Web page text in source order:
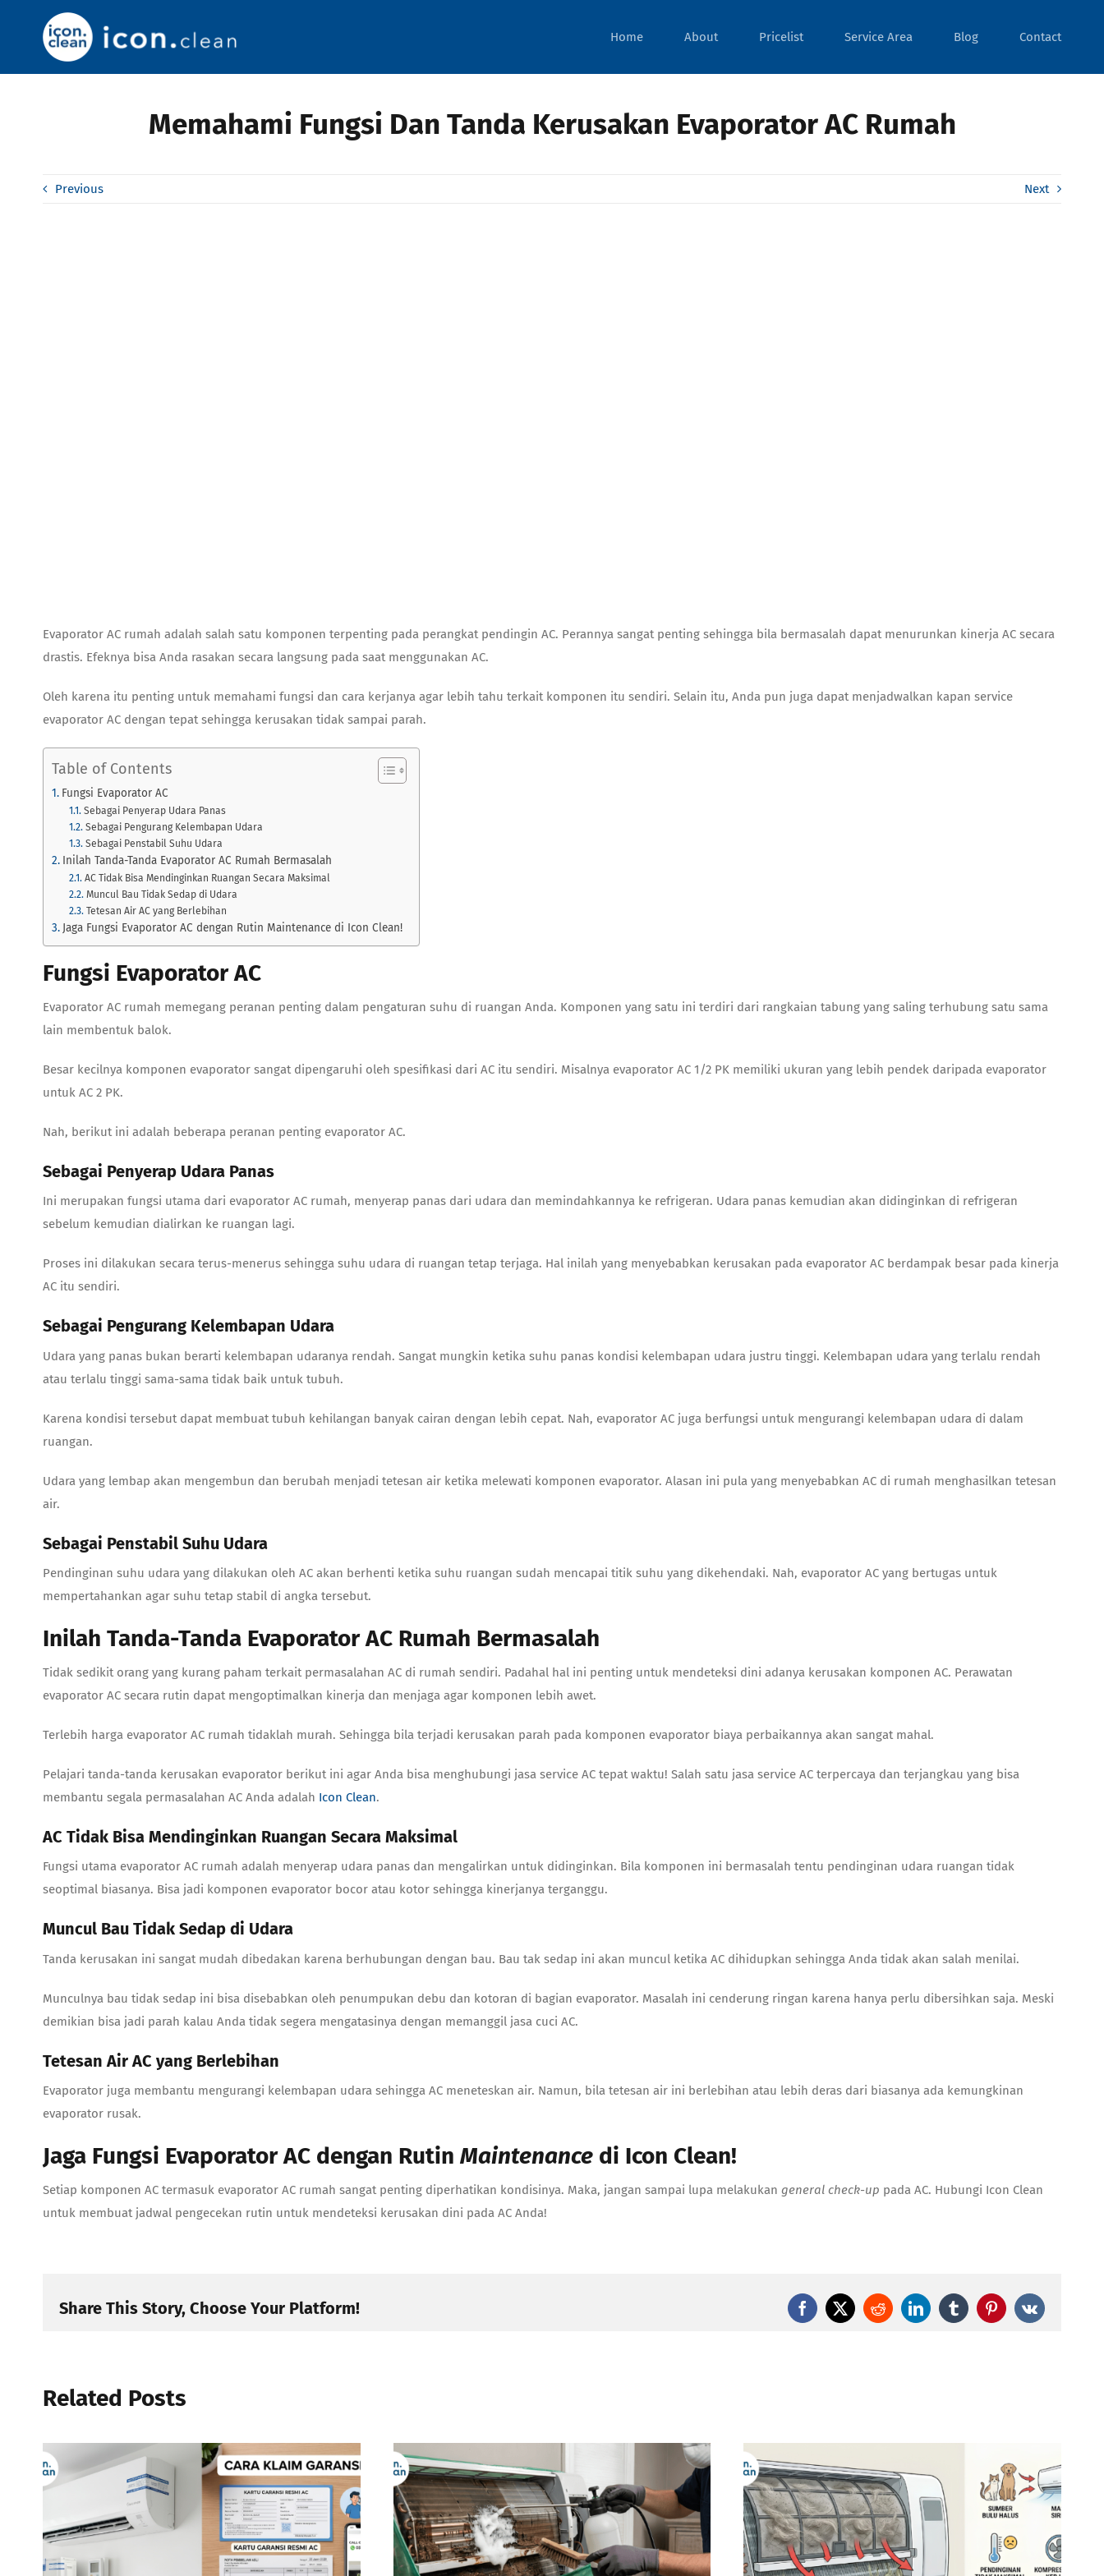
Home About Pricelist Service Area Blog Contact
Memahami Fungsi Dan Tanda Kerusakan Evaporator AC Rumah
Previous Next
Evaporator AC rumah adalah salah satu komponen terpenting pada perangkat pendingin AC. Perannya sangat penting sehingga bila bermasalah dapat menurunkan kinerja AC secara
drastis. Efeknya bisa Anda rasakan secara langsung pada saat menggunakan AC.
Oleh karena itu penting untuk memahami fungsi dan cara kerjanya agar lebih tahu terkait komponen itu sendiri. Selain itu, Anda pun juga dapat menjadwalkan kapan service
evaporator AC dengan tepat sehingga kerusakan tidak sampai parah.
Table of Contents
Fungsi Evaporator AC
Sebagai Penyerap Udara Panas
Sebagai Pengurang Kelembapan Udara
Sebagai Penstabil Suhu Udara
Inilah Tanda-Tanda Evaporator AC Rumah Bermasalah
AC Tidak Bisa Mendinginkan Ruangan Secara Maksimal
Muncul Bau Tidak Sedap di Udara
Tetesan Air AC yang Berlebihan
Jaga Fungsi Evaporator AC dengan Rutin Maintenance di Icon Clean!
Fungsi Evaporator AC
Evaporator AC rumah memegang peranan penting dalam pengaturan suhu di ruangan Anda. Komponen yang satu ini terdiri dari rangkaian tabung yang saling terhubung satu sama
lain membentuk balok.
Besar kecilnya komponen evaporator sangat dipengaruhi oleh spesifikasi dari AC itu sendiri. Misalnya evaporator AC 1/2 PK memiliki ukuran yang lebih pendek daripada evaporator
untuk AC 2 PK.
Nah, berikut ini adalah beberapa peranan penting evaporator AC.
Sebagai Penyerap Udara Panas
Ini merupakan fungsi utama dari evaporator AC rumah, menyerap panas dari udara dan memindahkannya ke refrigeran. Udara panas kemudian akan didinginkan di refrigeran
sebelum kemudian dialirkan ke ruangan lagi.
Proses ini dilakukan secara terus-menerus sehingga suhu udara di ruangan tetap terjaga. Hal inilah yang menyebabkan kerusakan pada evaporator AC berdampak besar pada kinerja
AC itu sendiri.
Sebagai Pengurang Kelembapan Udara
Udara yang panas bukan berarti kelembapan udaranya rendah. Sangat mungkin ketika suhu panas kondisi kelembapan udara justru tinggi. Kelembapan udara yang terlalu rendah
atau terlalu tinggi sama-sama tidak baik untuk tubuh.
Karena kondisi tersebut dapat membuat tubuh kehilangan banyak cairan dengan lebih cepat. Nah, evaporator AC juga berfungsi untuk mengurangi kelembapan udara di dalam
ruangan.
Udara yang lembap akan mengembun dan berubah menjadi tetesan air ketika melewati komponen evaporator. Alasan ini pula yang menyebabkan AC di rumah menghasilkan tetesan
air.
Sebagai Penstabil Suhu Udara
Pendinginan suhu udara yang dilakukan oleh AC akan berhenti ketika suhu ruangan sudah mencapai titik suhu yang dikehendaki. Nah, evaporator AC yang bertugas untuk
mempertahankan agar suhu tetap stabil di angka tersebut.
Inilah Tanda-Tanda Evaporator AC Rumah Bermasalah
Tidak sedikit orang yang kurang paham terkait permasalahan AC di rumah sendiri. Padahal hal ini penting untuk mendeteksi dini adanya kerusakan komponen AC. Perawatan
evaporator AC secara rutin dapat mengoptimalkan kinerja dan menjaga agar komponen lebih awet.
Terlebih harga evaporator AC rumah tidaklah murah. Sehingga bila terjadi kerusakan parah pada komponen evaporator biaya perbaikannya akan sangat mahal.
Pelajari tanda-tanda kerusakan evaporator berikut ini agar Anda bisa menghubungi jasa service AC tepat waktu! Salah satu jasa service AC terpercaya dan terjangkau yang bisa
membantu segala permasalahan AC Anda adalah Icon Clean.
AC Tidak Bisa Mendinginkan Ruangan Secara Maksimal
Fungsi utama evaporator AC rumah adalah menyerap udara panas dan mengalirkan untuk didinginkan. Bila komponen ini bermasalah tentu pendinginan udara ruangan tidak
seoptimal biasanya. Bisa jadi komponen evaporator bocor atau kotor sehingga kinerjanya terganggu.
Muncul Bau Tidak Sedap di Udara
Tanda kerusakan ini sangat mudah dibedakan karena berhubungan dengan bau. Bau tak sedap ini akan muncul ketika AC dihidupkan sehingga Anda tidak akan salah menilai.
Munculnya bau tidak sedap ini bisa disebabkan oleh penumpukan debu dan kotoran di bagian evaporator. Masalah ini cenderung ringan karena hanya perlu dibersihkan saja. Meski
demikian bisa jadi parah kalau Anda tidak segera mengatasinya dengan memanggil jasa cuci AC.
Tetesan Air AC yang Berlebihan
Evaporator juga membantu mengurangi kelembapan udara sehingga AC meneteskan air. Namun, bila tetesan air ini berlebihan atau lebih deras dari biasanya ada kemungkinan
evaporator rusak.
Jaga Fungsi Evaporator AC dengan Rutin Maintenance di Icon Clean!
Setiap komponen AC termasuk evaporator AC rumah sangat penting diperhatikan kondisinya. Maka, jangan sampai lupa melakukan general check-up pada AC. Hubungi Icon Clean
untuk membuat jadwal pengecekan rutin untuk mendeteksi kerusakan dini pada AC Anda!
Share This Story, Choose Your Platform! Facebook
X RedditLinkedInTumblrPinterest
Vk
Related Posts